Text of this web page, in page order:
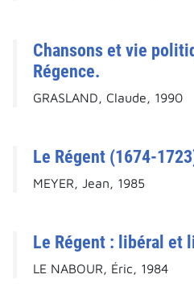
Chansons et vie
Régence.
GRASLAND, Claude, 1990
Le Régent (1674-
MEYER, Jean, 1985
Le Régent : libéral et
LE NABOUR, Éric, 1984